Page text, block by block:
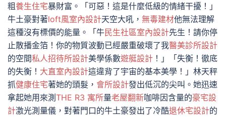
粗養生住宅暴財富。「可惡！這是什麼低級的情緒干擾！」
牛土豪對著loft風室內設計天空大吼， 無毒建材他無法理解
這種沒有標價的能量。「牛民生社區室內設計先生！請你停
止散播金箔！你的物質波動已經嚴重破壞了我醫美診所設計
的空間私人招待所設計美學係數遊艇設計 ！」「失衡！徹底
的失衡！ 大直室內設計這違背了宇宙的基本美學！」林天秤
抓健康住宅著她的頭髮， 會所設計發出低沉的尖叫。她迅速
拿起她用來測 THE R3 寓所量老屋翻新咖啡因含量的豪宅設
計激光測量儀，對著門口的牛土豪發出了冷酷退休宅設計的